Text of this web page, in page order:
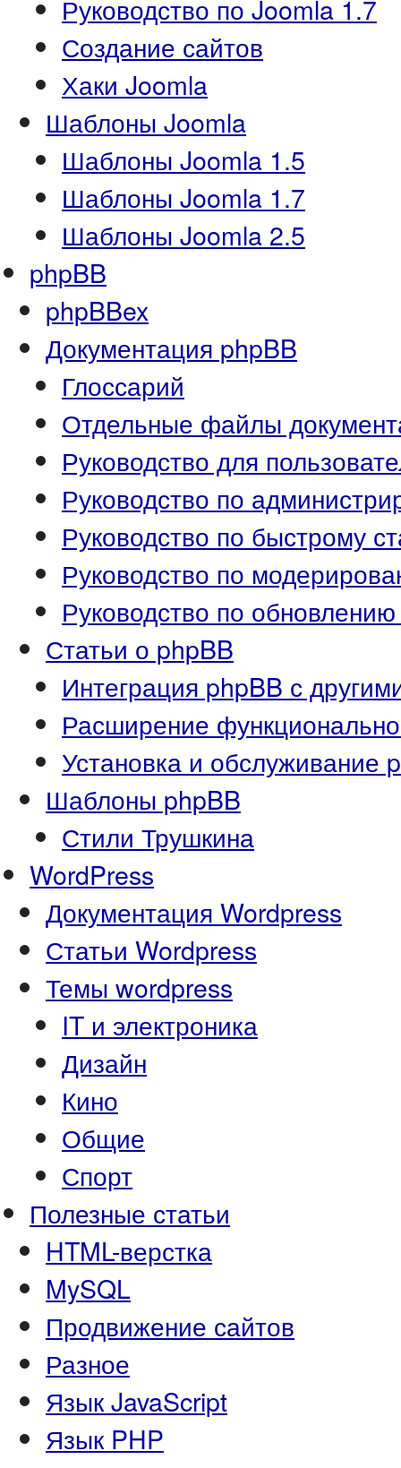
Руководство по Joomla 1.7
Создание сайтов
Хаки Joomla
Шаблоны Joomla
Шаблоны Joomla 1.5
Шаблоны Joomla 1.7
Шаблоны Joomla 2.5
phpBB
phpBBex
Документация phpBB
Глоссарий
Отдельные файлы
Руководство для
Руководство по
Руководство по быстрому
Руководство по
Руководство по
Статьи о phpBB
Интеграция phpBB с
Расширение
Установка и обслуживание
Шаблоны phpBB
Стили Трушкина
WordPress
Документация Wordpress
Статьи Wordpress
Темы wordpress
IT и электроника
Дизайн
Кино
Общие
Спорт
Полезные статьи
HTML-верстка
MySQL
Продвижение сайтов
Разное
Язык JavaScript
Язык PHP